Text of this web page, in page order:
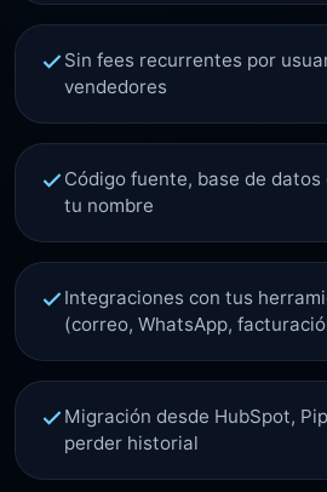
Sin fees recurrentes por
vendedores
Código fuente, base de
tu nombre
Integraciones con tus
(correo, WhatsApp,
Migración desde HubSpot,
perder historial